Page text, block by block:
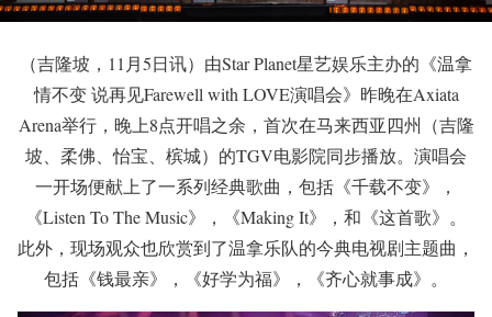
（吉隆坡，11月5日讯）由Star Planet星艺娱乐主办的《温拿
情不变 说再见Farewell with LOVE演唱会》昨晚在Axiata
Arena举行，晚上8点开唱之余，首次在马来西亚四州（吉隆
坡、柔佛、怡宝、槟城）的TGV电影院同步播放。演唱会
一开场便献上了一系列经典歌曲，包括《千载不变》，
《Listen To The Music》，《Making It》，和《这首歌》。
此外，现场观众也欣赏到了温拿乐队的今典电视剧主题曲，
包括《钱最亲》，《好学为福》，《齐心就事成》。